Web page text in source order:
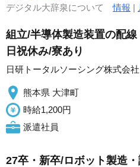
デジタル大辞泉について情報 |
組立/半導体製造装置の配
日祝休み/寮あり
日研トータルソーシング株式会社
熊本県 大津町
時給1,200円
派遣社員
27卒・新卒/ロボット製造